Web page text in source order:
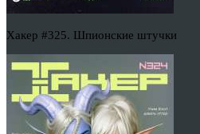
Хакер #325. Шпионские штучки